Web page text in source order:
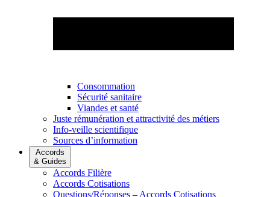
Consommation
Sécurité sanitaire
Viandes et santé
Juste rémunération et attractivité des métiers
Info-veille scientifique
Sources d’information
Accords
& Guides
Accords Filière
Accords Cotisations
Questions/Réponses – Accords Cotisations